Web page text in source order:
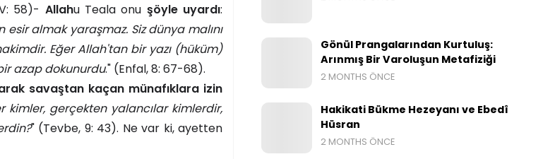
58)- Allahu Teala onu şöyle uyardı:
almak yaraşmaz. Siz dünya malını
Eğer Allah'tan bir yazı (hüküm)
azap dokunurdu." (Enfal, 8: 67-68).
savaştan kaçan münafıklara izin
kimler, gerçekten yalancılar kimlerdir,
" (Tevbe, 9: 43). Ne var ki, ayetten
Gönül Prangalarından Kurtuluş:
Arınmış Bir Varoluşun Metafiziği
2 MONTHS ÖNCE
Hakikati Bükme Hezeyanı ve Ebedî
Hüsran
2 MONTHS ÖNCE